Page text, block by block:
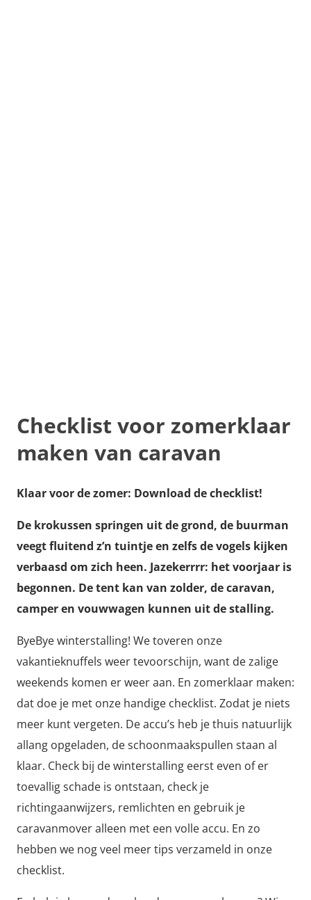
Checklist voor zomerklaar
maken van caravan
Klaar voor de zomer: Download de checklist!
De krokussen springen uit de grond, de buurman
veegt fluitend z’n tuintje en zelfs de vogels kijken
verbaasd om zich heen. Jazekerrrr: het voorjaar is
begonnen. De tent kan van zolder, de caravan,
camper en vouwwagen kunnen uit de stalling.
ByeBye winterstalling! We toveren onze
vakantieknuffels weer tevoorschijn, want de zalige
weekends komen er weer aan. En zomerklaar maken:
dat doe je met onze handige checklist. Zodat je niets
meer kunt vergeten. De accu’s heb je thuis natuurlijk
allang opgeladen, de schoonmaakspullen staan al
klaar. Check bij de winterstalling eerst even of er
toevallig schade is ontstaan, check je
richtingaanwijzers, remlichten en gebruik je
caravanmover alleen met een volle accu. En zo
hebben we nog veel meer tips verzameld in onze
checklist.